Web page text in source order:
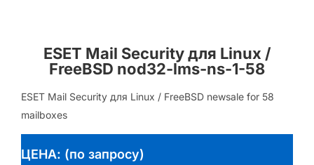
ESET Mail Security для Linux /
FreeBSD nod32-lms-ns-1-58
ESET Mail Security для Linux / FreeBSD newsale for 58
mailboxes
ЦЕНА: (по запросу)